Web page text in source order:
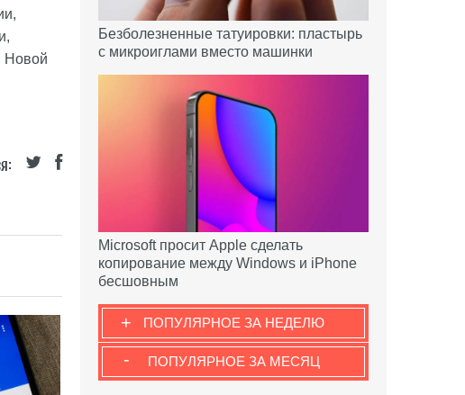
Новой
Безболезненные татуировки: пластырь
с микроиглами вместо машинки
Microsoft просит Apple сделать
копирование между Windows и iPhone
бесшовным
ПОПУЛЯРНОЕ ЗА НЕДЕЛЮ
+
ПОПУЛЯРНОЕ ЗА МЕСЯЦ
-